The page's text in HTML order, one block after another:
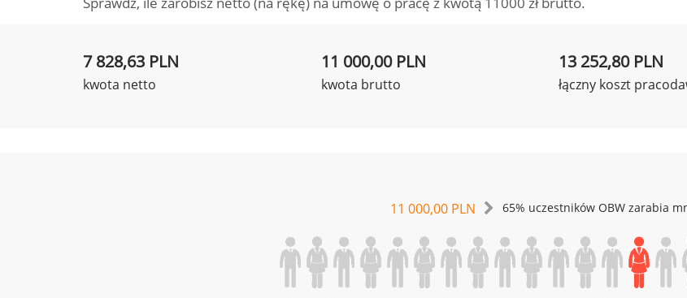
7 828,63 PLN
kwota netto
11 000,00 PLN
kwota brutto
13 252,80 PLN
łączny koszt
11 000,00 PLN 65% uczestników OBW zarabia